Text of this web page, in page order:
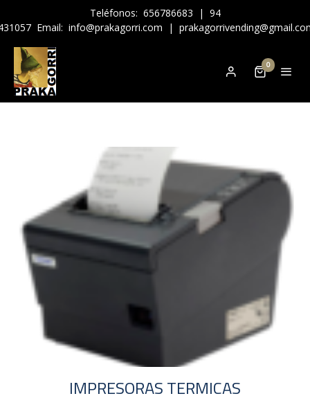
Teléfonos: 656786683 | 94
Email: info@prakagorri.com |
0
IMPRESORAS TERMICAS